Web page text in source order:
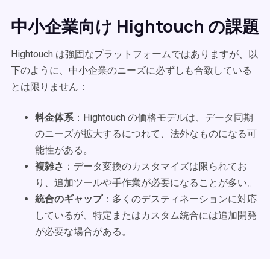
中小企業向け Hightouch の課題
Hightouch は強固なプラットフォームではありますが、以
下のように、中小企業のニーズに必ずしも合致している
とは限りません：
料金体系：Hightouch の価格モデルは、データ同期
のニーズが拡大するにつれて、法外なものになる可
能性がある。
複雑さ ：データ変換のカスタマイズは限られてお
り、追加ツールや手作業が必要になることが多い。
統合のギャップ：多くのデスティネーションに対応
しているが、特定またはカスタム統合には追加開発
が必要な場合がある。